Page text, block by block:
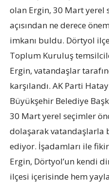
olan Ergin, 30 Mart yerel
açısından ne derece
imkanı buldu. Dörtyol
Toplum Kuruluş
Ergin, vatandaşlar
karşılandı. AK Parti
Büyükşehir Belediye
30 Mart yerel seçimler
dolaşarak vatandaşlarla
ediyor. İşadamları ile
Ergin, Dörtyol’un kendi
ilçesi içerisinde hem